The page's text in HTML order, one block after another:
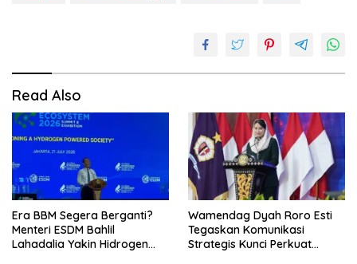
Read Also
Era BBM Segera Berganti?
Menteri ESDM Bahlil
Lahadalia Yakin Hidrogen
Wamendag Dyah Roro Esti
Tegaskan Komunikasi
Strategis Kunci Perkuat